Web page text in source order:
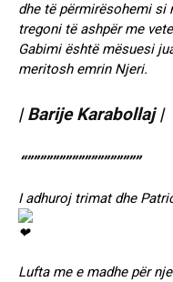
dhe të përmirësohemi si
tregoni të ashpër me
Gabimi është mësuesi
meritosh emrin Njeri.
| Barije Karabollaj |
“””””””””””””””””””
I adhuroj trimat dhe
Lufta me e madhe për